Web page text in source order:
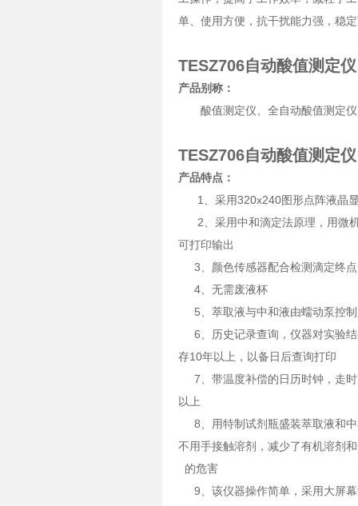
单、使用方便，抗干扰能力强，稳
TESZ706自动酸值测定仪
产品别称：
酸值测定仪、全自动酸值测定仪
TESZ706自动酸值测定仪
产品特点：
1、采用320x240图形点阵液晶
2、采用中和滴定法原理，用微机
可打印输出
3、颜色传感器配合检测滴定终点
4、无需废液杯
5、萃取液与中和液由蠕动泵控制
6、历史记录查询，仪器对实验结
存10年以上，以备日后查询打印
7、带温度补偿的日历时钟，走时
以上
8、用特制试剂瓶盛装萃取液和中
不用手接触溶剂，减少了有机溶剂
的危害
9、该仪器操作简单，采用大屏幕